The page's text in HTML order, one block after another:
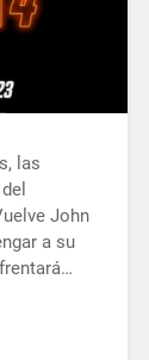
las
John
a su